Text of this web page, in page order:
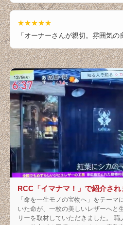
★★★★★
「オーナーさんが親切。雰囲気の
RCC「イマナマ！」で紹介され
「命を一生モノの宝物へ」をテーマ
いた命が、一枚の美しいレザーへと
リーを取材していただきました。